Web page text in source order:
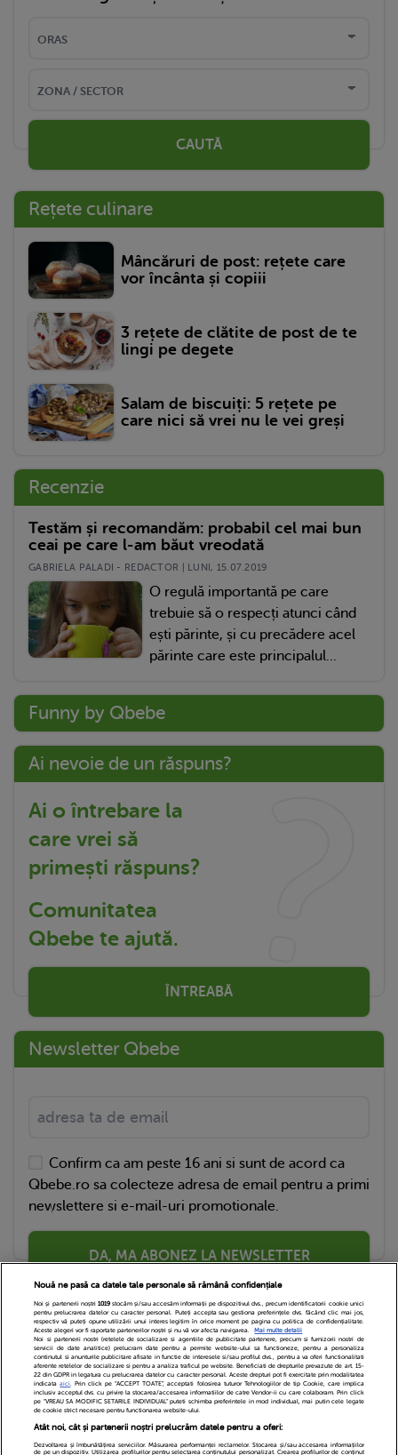
CAUTĂ
Rețete culinare
Mâncăruri de post: rețete care
vor încânta și copiii
3 rețete de clătite de post de te
lingi pe degete
Salam de biscuiți: 5 rețete pe
care nici să vrei nu le vei greși
Recenzie
Testăm și recomandăm: probabil cel mai bun
ceai pe care l-am băut vreodată
GABRIELA PALADI - REDACTOR | LUNI, 15.07.2019
O regulă importantă pe care
trebuie să o respecți atunci când
ești părinte, și cu precădere acel
părinte care este principalul...
Funny by Qbebe
Ai nevoie de un răspuns?
Ai o întrebare la
care vrei să
primești răspuns?
Comunitatea
Qbebe te ajută.
ÎNTREABĂ
Newsletter Qbebe
Confirm ca am peste 16 ani si sunt de acord ca
Qbebe.ro sa colecteze adresa de email pentru a primi
newslettere si e-mail-uri promotionale.
DA, MA ABONEZ LA NEWSLETTER
Echipa Editoriala Newsletter
Contact
Cariere
Cookies
Politica de confidentialitate
Nouă ne pasă ca datele tale personale să rămână confidențiale
Noi și partenerii noștri 1019stocăm și/sau accesăm informații pe dispozitivul dvs., precum identificatorii cookie unici
pentru prelucrarea datelor cu caracter personal. Puteți accepta sau gestiona preferințele dvs. făcând clic mai jos,
respectiv vă puteți opune utilizării unui interes legitim în orice moment pe pagina cu politica de confidențialitate.
Aceste alegeri vor fi raportate partenerilor noștri și nu vă vor afecta navigarea.
Mai multe detalii
Noi si partenerii nostri (retelele de socializare si agentiile de publicitate partenere, precum si furnizorii nostri de
servicii de date analitice) prelucram date pentru a permite website-ului sa functioneze, pentru a personaliza
continutul si anunturile publicitare afisate in functie de interesele si/sau profilul dvs., pentru a va oferi functionalitati
aferente retelelor de socializare si pentru a analiza traficul pe website. Beneficiati de drepturile prevazute de art. 15-
22 din GDPR in legatura cu prelucrarea datelor cu caracter personal. Aceste drepturi pot fi exercitate prin modalitatea
indicataaici. Prin click pe “ACCEPT TOATE”, acceptati folosirea tuturor Tehnologiilor de tip Cookie, care implica
inclusiv acceptul dvs. cu privire la stocarea/accesarea informatiilor de catre Vendor-ii cu care colaboram. Prin click
pe “VREAU SA MODIFIC SETARILE INDIVIDUAL” puteti schimba preferintele in mod individual, mai putin cele legate
de cookie strict necesare pentru functionarea website-ului.
Atât noi, cât și partenerii noștri prelucrăm datele pentru a oferi:
Dezvoltarea și îmbunătățirea serviciilor. Măsurarea performanței reclamelor. Stocarea și/sau accesarea informațiilor
de pe un dispozitiv. Utilizarea profilurilor pentru selectarea conținutului personalizat. Crearea profilurilor de conținut